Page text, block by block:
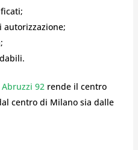
92 rende il centro
centro di Milano sia dalle